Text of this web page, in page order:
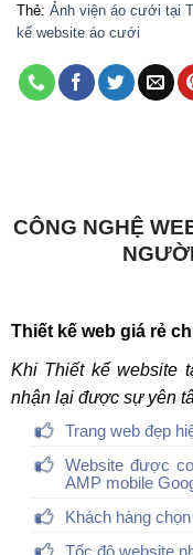
Thẻ: Ảnh viện áo cưới tại
kế website áo cưới
CÔNG NGHỆ
Thiết kế web giá rẻ
Khi Thiết kế website
nhận lại được sự yên
Trang web đẹp
Website được
AMP mobile
Khách hàng
Tốc độ website